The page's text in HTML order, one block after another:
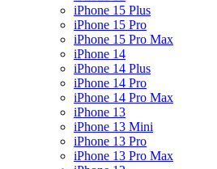
iPhone 15 Plus
iPhone 15 Pro
iPhone 15 Pro Max
iPhone 14
iPhone 14 Plus
iPhone 14 Pro
iPhone 14 Pro Max
iPhone 13
iPhone 13 Mini
iPhone 13 Pro
iPhone 13 Pro Max